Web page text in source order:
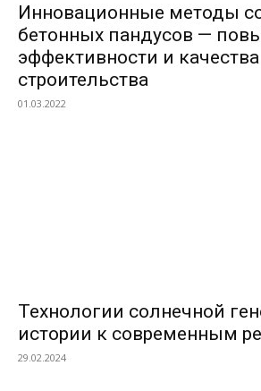
Инновационные методы
бетонных пандусов —
эффективности и качества
строительства
01.03.2022
Технологии солнечной
истории к современным
29.02.2024